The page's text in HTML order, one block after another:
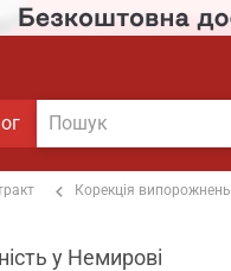
Корекція випорожнень
у Немирові